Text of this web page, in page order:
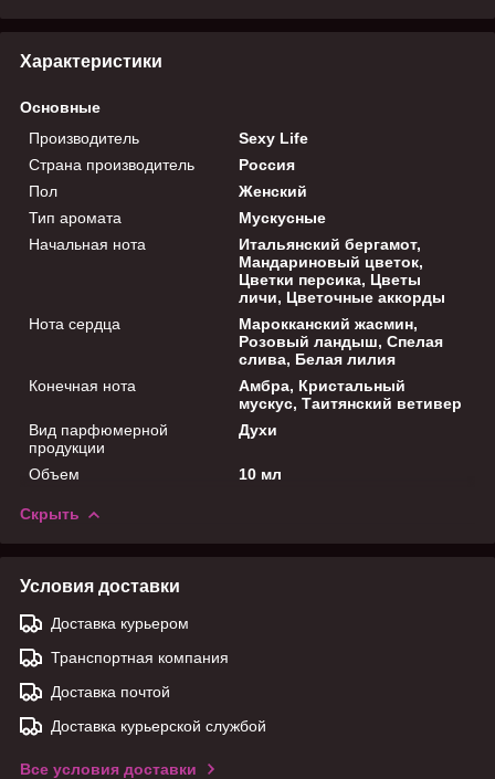
Характеристики
Основные
Производитель
Sexy Life
Страна производитель
Россия
Пол
Женский
Тип аромата
Мускусные
Начальная нота
Итальянский бергамот,
Мандариновый цветок,
Цветки персика, Цветы
личи, Цветочные аккорды
Нота сердца
Марокканский жасмин,
Розовый ландыш, Спелая
слива, Белая лилия
Конечная нота
Амбра, Кристальный
мускус, Таитянский ветивер
Вид парфюмерной
продукции
Духи
Объем 10 мл
Скрыть
Условия доставки
Доставка курьером
Транспортная компания
Доставка почтой
Доставка курьерской службой
Все условия доставки